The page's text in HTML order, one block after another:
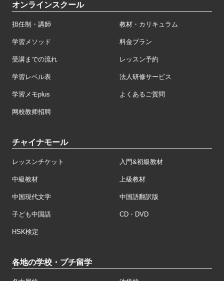
オンラインスクール
担任制・講師 教材・カリキュラム
学習メソッド 料金プラン
受講までの流れ レッスン予約
学習レベル表 法人研修サービス
学習メモplus よくあるご質問
网校教师招聘
チャイナモール
レッスンチケット 入門&初級教材
中級教材 上級教材
中国現代文学 中国語翻訳版
子ども中国語 CD・DVD
HSK検定
各地の学校・プチ留学